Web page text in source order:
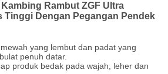
Rambut ZGF Ultra
Tinggi Dengan Pegangan Pendek
yang lembut dan padat yang
penuh datar.
produk bedak pada wajah, leher dan